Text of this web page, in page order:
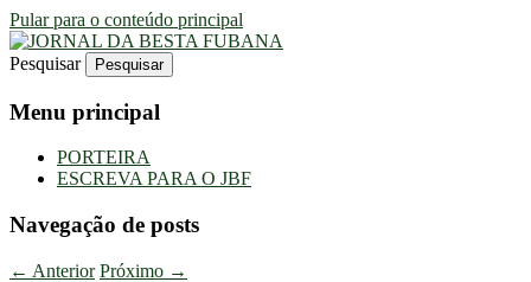
Pular para o conteúdo principal
JORNAL DA BESTA FUBANA
Uma Gazeta Escrota
Pesquisar
Menu principal
PORTEIRA
ESCREVA PARA O JBF
Navegação de posts
← Anterior Próximo →